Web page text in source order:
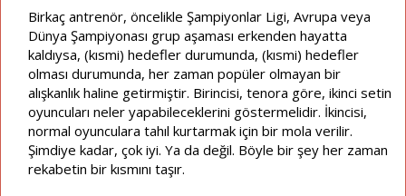
Birkaç antrenör, öncelikle Şampiyonlar Ligi, Avrupa veya
Dünya Şampiyonası grup aşaması erkenden hayatta
kaldıysa, (kısmi) hedefler durumunda, (kısmi) hedefler
olması durumunda, her zaman popüler olmayan bir
alışkanlık haline getirmiştir. Birincisi, tenora göre, ikinci setin
oyuncuları neler yapabileceklerini göstermelidir. İkincisi,
normal oyunculara tahıl kurtarmak için bir mola verilir.
Şimdiye kadar, çok iyi. Ya da değil. Böyle bir şey her zaman
rekabetin bir kısmını taşır.